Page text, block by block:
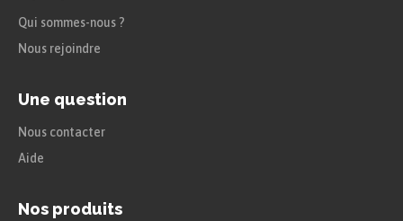
Qui sommes-nous ?
Nous rejoindre
Une question
Nous contacter
Aide
Nos produits